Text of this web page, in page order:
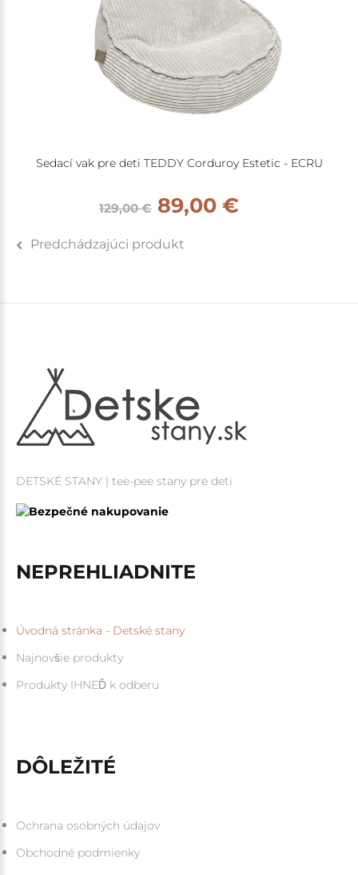
Sedací vak pre deti TEDDY Corduroy Estetic - ECRU
129,00 € 89,00 €
Predchádzajúci produkt
DETSKÉ STANY | tee-pee stany pre deti
NEPREHLIADNITE
Úvodná stránka - Detské stany
Najnovšie produkty
Produkty IHNEĎ k odberu
DÔLEŽITÉ
Ochrana osobných údajov
Obchodné podmienky